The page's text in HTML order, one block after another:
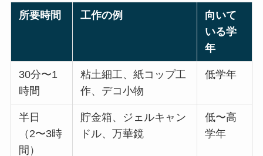
所要時間 工作の例
向いて
いる学
年
30分〜1
時間
粘土細工、紙コップ工
作、デコ小物
低学年
半日
（2〜3時
間）
貯金箱、ジェルキャン
ドル、万華鏡
低〜高
学年